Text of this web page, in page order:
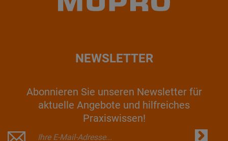
NEWSLETTER
Abonnieren Sie unseren Newsletter für
aktuelle Angebote und hilfreiches
Praxiswissen!